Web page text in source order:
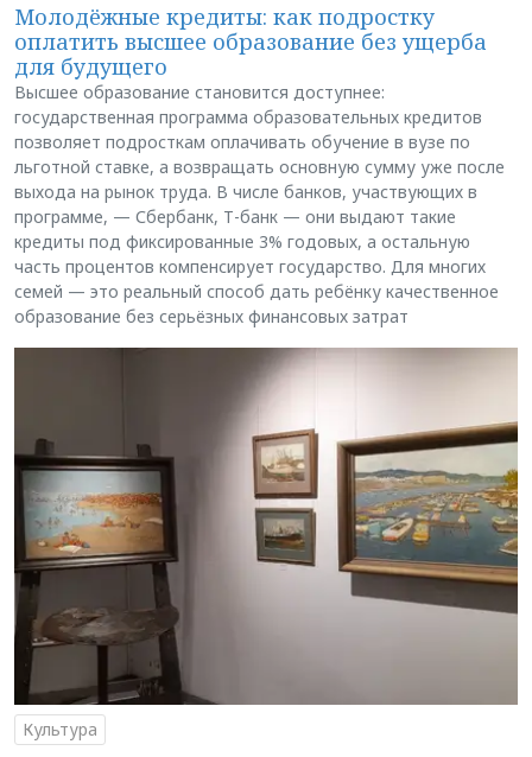
Молодёжные кредиты: как подростку
оплатить высшее образование без ущерба
для будущего
Высшее образование становится доступнее:
государственная программа образовательных кредитов
позволяет подросткам оплачивать обучение в вузе по
льготной ставке, а возвращать основную сумму уже после
выхода на рынок труда. В числе банков, участвующих в
программе, — Сбербанк, Т-банк — они выдают такие
кредиты под фиксированные 3% годовых, а остальную
часть процентов компенсирует государство. Для многих
семей — это реальный способ дать ребёнку качественное
образование без серьёзных финансовых затрат
Культура